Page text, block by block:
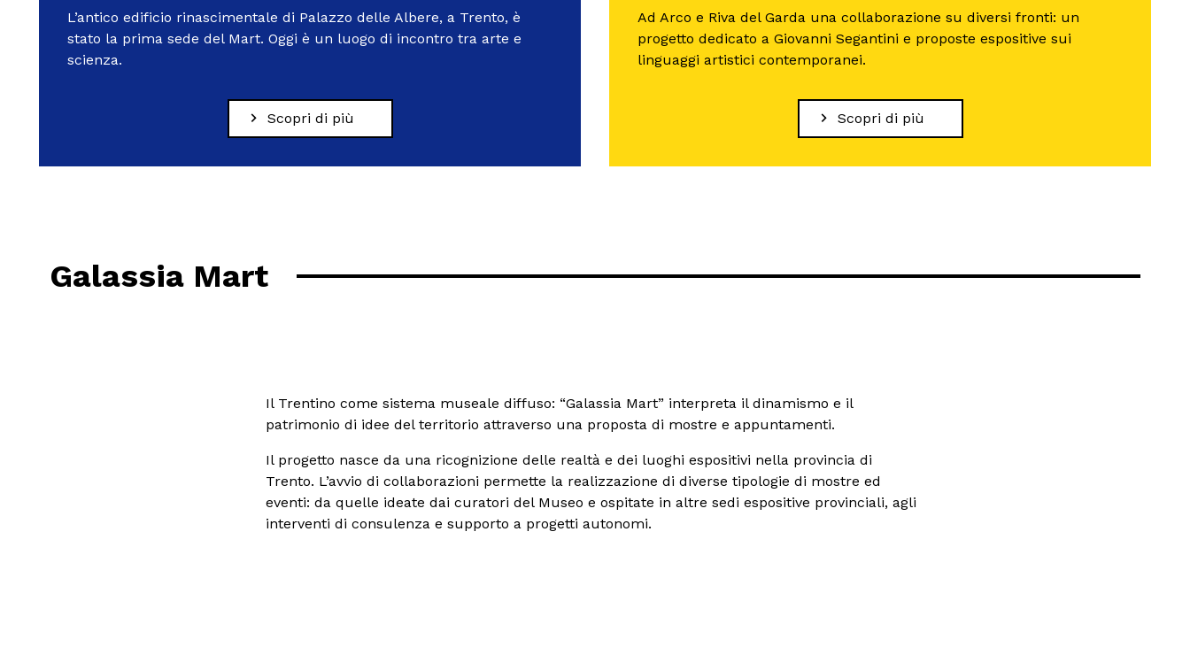
L’antico edificio rinascimentale di Palazzo delle Albere, a Trento, è
stato la prima sede del Mart. Oggi è un luogo di incontro tra arte e
scienza.
Scopri di più
Ad Arco e Riva del Garda una collaborazione su diversi fronti: un
progetto dedicato a Giovanni Segantini e proposte espositive sui
linguaggi artistici contemporanei.
Scopri di più
Galassia Mart
Il Trentino come sistema museale diffuso: “Galassia Mart” interpreta il dinamismo e il
patrimonio di idee del territorio attraverso una proposta di mostre e appuntamenti.
Il progetto nasce da una ricognizione delle realtà e dei luoghi espositivi nella provincia di
Trento. L’avvio di collaborazioni permette la realizzazione di diverse tipologie di mostre ed
eventi: da quelle ideate dai curatori del Museo e ospitate in altre sedi espositive provinciali, agli
interventi di consulenza e supporto a progetti autonomi.